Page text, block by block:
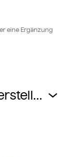
eine Ergänzung